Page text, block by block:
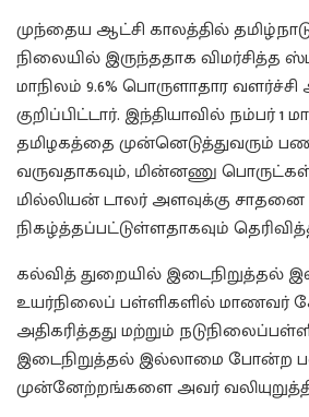
முந்தைய ஆட்சி காலத்தில்
நிலையில் இருந்ததாக விமர்சித்த
மாநிலம் 9.6% பொருளாதார
குறிப்பிட்டார். இந்தியாவில் நம்பர் 1
தமிழகத்தை முன்னெடுத்துவரும்
வருவதாகவும், மின்னணு பொருட்கள்
மில்லியன் டாலர் அளவுக்கு சாதனை
நிகழ்த்தப்பட்டுள்ளதாகவும்
கல்வித் துறையில் இடைநிறுத்தல்
உயர்நிலைப் பள்ளிகளில் மாணவர்
அதிகரித்தது மற்றும்
இடைநிறுத்தல் இல்லாமை போன்ற
முன்னேற்றங்களை அவர்